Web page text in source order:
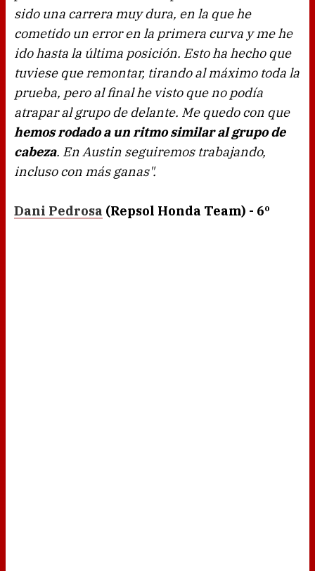
sido una carrera muy dura, en la que he
cometido un error en la primera curva y me he
ido hasta la última posición. Esto ha hecho que
tuviese que remontar, tirando al máximo toda la
prueba, pero al final he visto que no podía
atrapar al grupo de delante. Me quedo con que
hemos rodado a un ritmo similar al grupo de
cabeza. En Austin seguiremos trabajando,
incluso con más ganas".
Dani Pedrosa (Repsol Honda Team) - 6º